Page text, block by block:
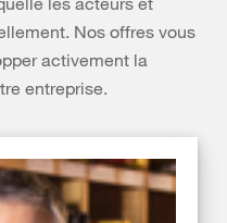
Nos offres vous
activement la
entreprise.